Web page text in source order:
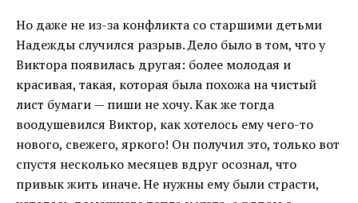
Но даже не из-за конфликта со старшими детьми
Надежды случился разрыв. Дело было в том, что у
Виктора появилась другая: более молодая и
красивая, такая, которая была похожа на чистый
лист бумаги — пиши не хочу. Как же тогда
воодушевился Виктор, как хотелось ему чего-то
нового, свежего, яркого! Он получил это, только вот
спустя несколько месяцев вдруг осознал, что
привык жить иначе. Не нужны ему были страсти,